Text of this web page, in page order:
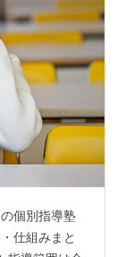
個別指導塾
仕組みまと